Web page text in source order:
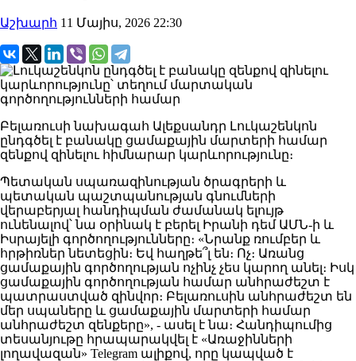
Աշխարհ 11 Մայիս, 2026 22:30
Բելառուսի նախագահ Ալեքսանդր Լուկաշենկոն
ընդգծել է բանակը ցամաքային մարտերի համար
զենքով զինելու հիմնարար կարևորությունը։
Պետական ​​սպառազինության ծրագրերի և
պետական ​​պաշտպանության գնումների
վերաբերյալ հանդիպման ժամանակ ելույթ
ունենալով՝ նա օրինակ է բերել Իրանի դեմ ԱՄՆ-ի և
Իսրայելի գործողությունները։ «Նրանք ռումբեր և
հրթիռներ նետեցին։ Եվ հաղթե՞լ են։ Ոչ։ Առանց
ցամաքային գործողության ոչինչ չես կարող անել։ Իսկ
ցամաքային գործողության համար անհրաժեշտ է
պատրաստված զինվոր։ Բելառուսին անհրաժեշտ են
մեր սպաները և ցամաքային մարտերի համար
անհրաժեշտ զենքերը», - ասել է նա։ Հանդիպումից
տեսանյութը հրապարակվել է «Առաջինների
լողավազան» Telegram ալիքով, որը կապված է